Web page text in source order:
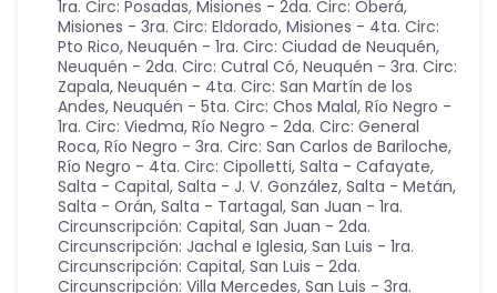
1ra. Circ: Posadas, Misiones - 2da. Circ: Oberá,
Misiones - 3ra. Circ: Eldorado, Misiones - 4ta. Circ:
Pto Rico, Neuquén - 1ra. Circ: Ciudad de Neuquén,
Neuquén - 2da. Circ: Cutral Có, Neuquén - 3ra. Circ:
Zapala, Neuquén - 4ta. Circ: San Martín de los
Andes, Neuquén - 5ta. Circ: Chos Malal, Río Negro -
1ra. Circ: Viedma, Río Negro - 2da. Circ: General
Roca, Río Negro - 3ra. Circ: San Carlos de Bariloche,
Río Negro - 4ta. Circ: Cipolletti, Salta - Cafayate,
Salta - Capital, Salta - J. V. González, Salta - Metán,
Salta - Orán, Salta - Tartagal, San Juan - 1ra.
Circunscripción: Capital, San Juan - 2da.
Circunscripción: Jachal e Iglesia, San Luis - 1ra.
Circunscripción: Capital, San Luis - 2da.
Circunscripción: Villa Mercedes, San Luis - 3ra.